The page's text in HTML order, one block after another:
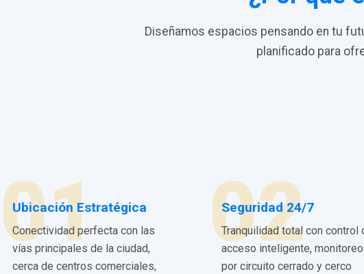
Diseñamos espacios pensando en tu
planificado para
01
Ubicación Estratégica
Conectividad perfecta con las
vías principales de la ciudad,
cerca de centros comerciales,
02
Seguridad 24/7
Tranquilidad total con control
acceso inteligente, monitoreo
por circuito cerrado y cerco